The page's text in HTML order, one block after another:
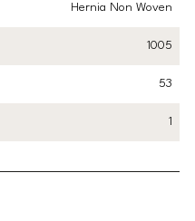
Hernia Non Woven
1005
53
1